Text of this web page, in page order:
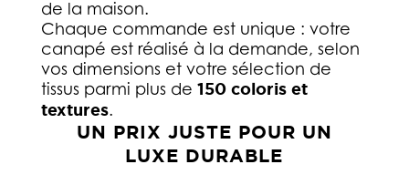
de la maison.
Chaque commande est unique : votre
canapé est réalisé à la demande, selon
vos dimensions et votre sélection de
tissus parmi plus de 150 coloris et
textures.
UN PRIX JUSTE POUR UN
LUXE DURABLE